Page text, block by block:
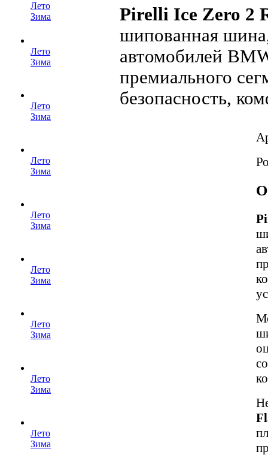
Лето
Зима
Лето
Зима
Лето
Зима
Лето
Зима
Лето
Зима
Лето
Зима
Лето
Зима
Лето
Зима
Лето
Зима
Pirelli Ice Zero 2
шипованная
автомобилей
премиального
безопасность,